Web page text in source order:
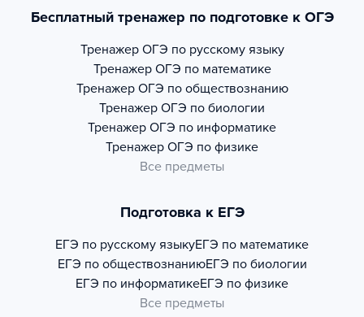
Бесплатный тренажер по подготовке к ОГЭ
Тренажер ОГЭ по русскому языку
Тренажер ОГЭ по математике
Тренажер ОГЭ по обществознанию
Тренажер ОГЭ по биологии
Тренажер ОГЭ по информатике
Тренажер ОГЭ по физике
Все предметы
Подготовка к ЕГЭ
ЕГЭ по русскому языкуЕГЭ по математике
ЕГЭ по обществознаниюЕГЭ по биологии
ЕГЭ по информатикеЕГЭ по физике
Все предметы